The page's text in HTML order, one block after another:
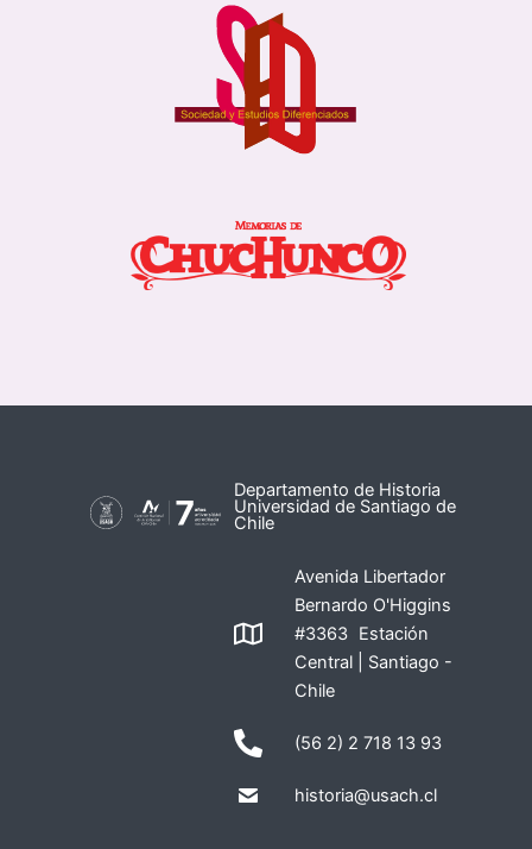
Departamento de Historia
Universidad de Santiago de
Chile
Avenida Libertador
Bernardo O'Higgins
#3363 Estación
Central | Santiago -
Chile
(56 2) 2 718 13 93
historia@usach.cl